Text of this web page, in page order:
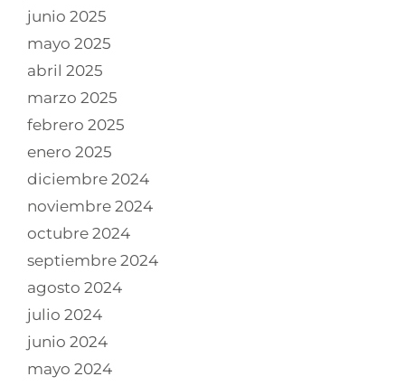
junio 2025
mayo 2025
abril 2025
marzo 2025
febrero 2025
enero 2025
diciembre 2024
noviembre 2024
octubre 2024
septiembre 2024
agosto 2024
julio 2024
junio 2024
mayo 2024